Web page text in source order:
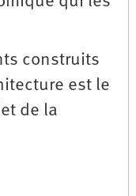
construits
est le
de la